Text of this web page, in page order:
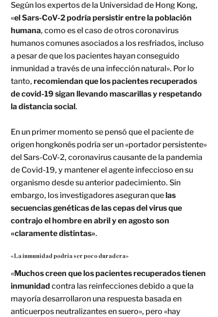
Según los expertos de la Universidad de Hong Kong,
«el Sars-CoV-2 podría persistir entre la población
humana, como es el caso de otros coronavirus
humanos comunes asociados a los resfriados, incluso
a pesar de que los pacientes hayan conseguido
inmunidad a través de una infección natural». Por lo
tanto,recomiendan que los pacientes recuperados
de covid-19 sigan llevando mascarillas y respetando
la distancia social.
En un primer momento se pensó que el paciente de
origen hongkonés podría ser un «portador persistente»
del Sars-CoV-2, coronavirus causante de la pandemia
de Covid-19, y mantener el agente infeccioso en su
organismo desde su anterior padecimiento. Sin
embargo, los investigadores aseguran quelas
secuencias genéticas de las cepas del virus que
contrajo el hombre en abril y en agosto son
«claramente distintas».
«La inmunidad podría ser poco duradera»
«Muchos creen que los pacientes recuperados tienen
inmunidad contra las reinfecciones debido a que la
mayoría desarrollaron una respuesta basada en
anticuerpos neutralizantes en suero», pero «hay